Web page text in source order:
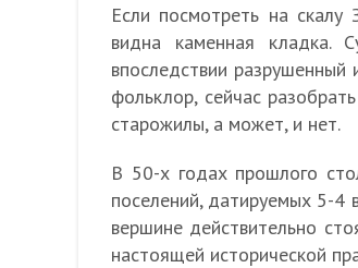
Если посмотреть на
видна каменная кладка.
впоследствии разрушенный
фольклор, сейчас
старожилы, а может, и нет.
В 50-х годах прошлого
поселений, датируемых 5-
вершине действительно
настоящей исторической